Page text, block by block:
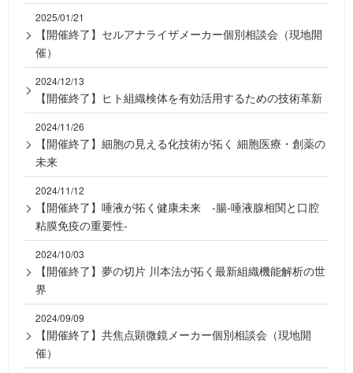
2025/01/21
【開催終了】セルアナライザメーカー個別相談会（現地開
催）
2024/12/13
【開催終了】ヒト組織検体を有効活用するための技術革新
2024/11/26
【開催終了】細胞の見える化技術が拓く 細胞医療・創薬の
未来
2024/11/12
【開催終了】唾液が拓く健康未来 -腸-唾液腺相関と口腔
粘膜免疫の重要性-
2024/10/03
【開催終了】夢の切片 川本法が拓く最新組織機能解析の世
界
2024/09/09
【開催終了】共焦点顕微鏡メーカー個別相談会（現地開
催）